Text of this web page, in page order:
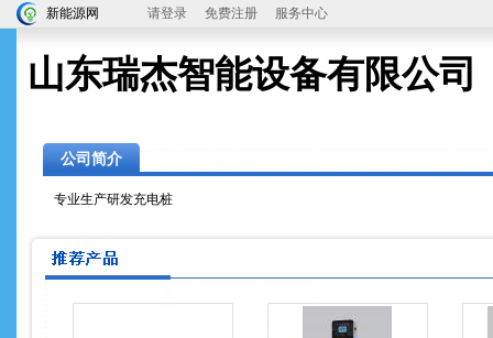
新能源网 请登录 免费注册 服务中心
山东瑞杰智能设备有限公司
公司简介
专业生产研发充电桩